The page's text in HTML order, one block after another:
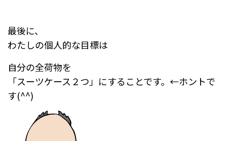
最後に、
わたしの個人的な目標は
自分の全荷物を
「スーツケース２つ」にすることです。←ホントで
す(^^)